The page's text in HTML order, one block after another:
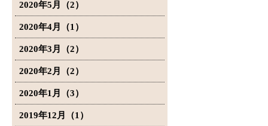
2020年5月（2）
2020年4月（1）
2020年3月（2）
2020年2月（2）
2020年1月（3）
2019年12月（1）